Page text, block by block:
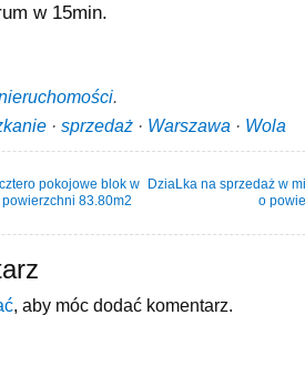
w 15min.
.
· sprzedaż · Warszawa · Wola
pokojowe blok w
83.80m2
DziaLka na sprzedaż w
o
, aby móc dodać komentarz.